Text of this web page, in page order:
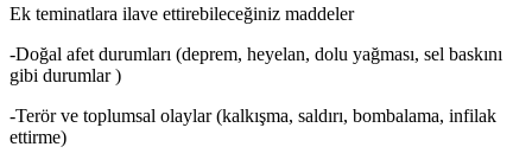
Ek teminatlara ilave ettirebileceğiniz maddeler
-Doğal afet durumları (deprem, heyelan, dolu yağması, sel baskını
gibi durumlar )
-Terör ve toplumsal olaylar (kalkışma, saldırı, bombalama, infilak
ettirme)